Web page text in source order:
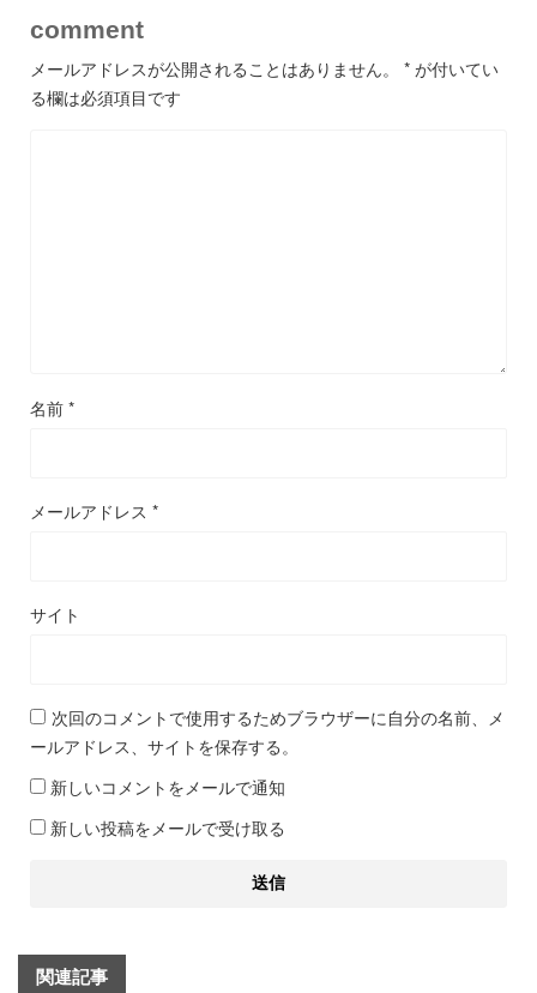
comment
メールアドレスが公開されることはありません。 * が付いてい
る欄は必須項目です
名前 *
メールアドレス *
サイト
次回のコメントで使用するためブラウザーに自分の名前、メ
ールアドレス、サイトを保存する。
新しいコメントをメールで通知
新しい投稿をメールで受け取る
関連記事